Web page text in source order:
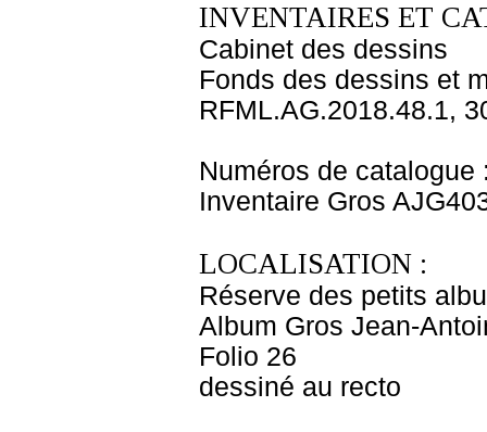
INVENTAIRES ET
Cabinet des dessins
Fonds des dessins et
RFML.AG.2018.48.1,
Numéros de catalogue
Inventaire Gros
LOCALISATION :
Réserve des petits
Album Gros Jean-
Folio 26
dessiné au recto